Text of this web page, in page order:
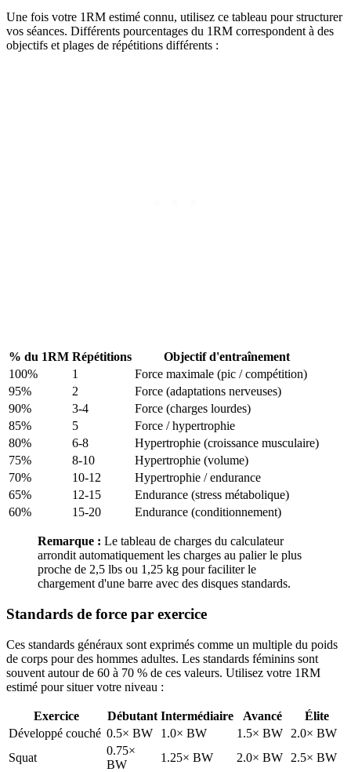
Une fois votre 1RM estimé connu, utilisez ce tableau pour structurer
vos séances. Différents pourcentages du 1RM correspondent à des
objectifs et plages de répétitions différents :
% du 1RM Répétitions
Objectif d'entraînement
100%
1
Force maximale (pic / compétition)
95%
2
Force (adaptations nerveuses)
90%
3-4
Force (charges lourdes)
85%
5
Force / hypertrophie
80%
6-8
Hypertrophie (croissance musculaire)
75%
8-10
Hypertrophie (volume)
70%
10-12
Hypertrophie / endurance
65%
12-15
Endurance (stress métabolique)
60%
15-20 Endurance (conditionnement)
Remarque : Le tableau de charges du calculateur
arrondit automatiquement les charges au palier le plus
proche de 2,5 lbs ou 1,25 kg pour faciliter le
chargement d'une barre avec des disques standards.
Standards de force par exercice
Ces standards généraux sont exprimés comme un multiple du poids
de corps pour des hommes adultes. Les standards féminins sont
souvent autour de 60 à 70 % de ces valeurs. Utilisez votre 1RM
estimé pour situer votre niveau :
Exercice Débutant Intermédiaire Avancé
Élite
Développé couché 0.5× BW 1.0× BW 1.5× BW
2.0× BW
Squat
0.75×
BW
1.25× BW 2.0× BW 2.5× BW